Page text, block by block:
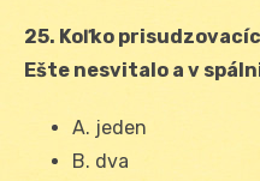
25. Koľko
Ešte nesvitalo a v
A. jeden
B. dva